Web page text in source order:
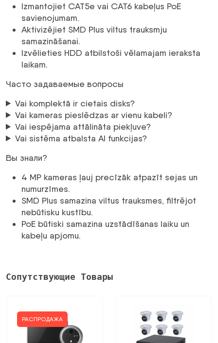
Izmantojiet CAT5e vai CAT6 kabeļus PoE
savienojumam.
Aktivizējiet SMD Plus viltus trauksmju
samazināšanai.
Izvēlieties HDD atbilstoši vēlamajam ieraksta
laikam.
Часто задаваемые вопросы
Vai komplektā ir cietais disks?
Vai kameras pieslēdzas ar vienu kabeli?
Vai iespējama attālināta piekļuve?
Vai sistēma atbalsta AI funkcijas?
Вы знали?
4 MP kameras ļauj precīzāk atpazīt sejas un
numurzīmes.
SMD Plus samazina viltus trauksmes, filtrējot
nebūtisku kustību.
PoE būtiski samazina uzstādīšanas laiku un
kabeļu apjomu.
Сопутствующие Товары
РАСПРОДАЖА